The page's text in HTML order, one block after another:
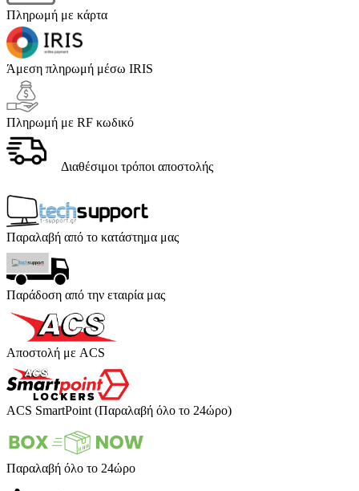
Πληρωμή με κάρτα
Άμεση πληρωμή μέσω IRIS
Πληρωμή με RF κωδικό
Διαθέσιμοι τρόποι αποστολής
Παραλαβή από το κατάστημα μας
Παράδοση από την εταιρία μας
Αποστολή με ACS
ACS SmartPoint (Παραλαβή όλο το 24ώρο)
Παραλαβή όλο το 24ώρο